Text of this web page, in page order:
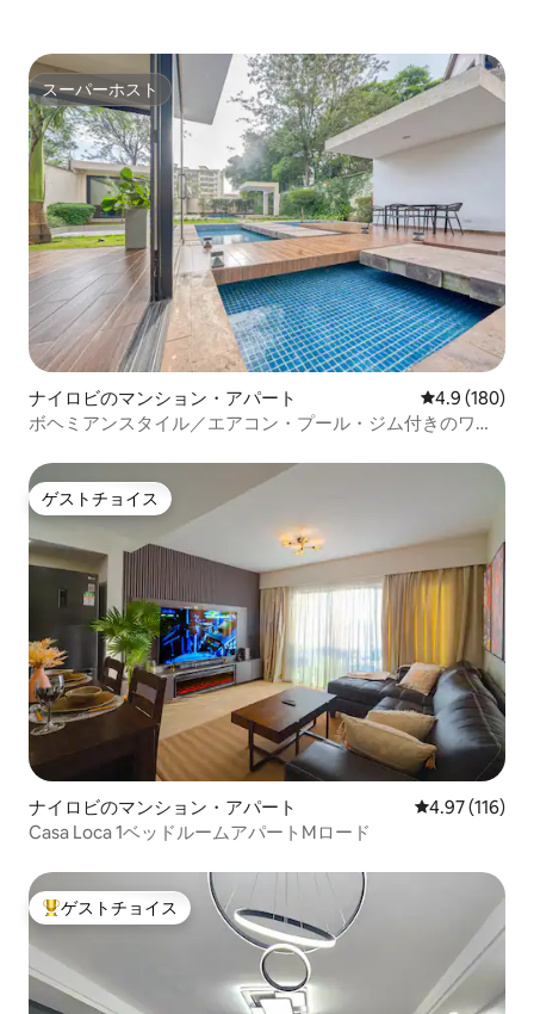
スーパーホスト
スーパーホスト
ナイロビのマンション・アパート レビュー180
4.9 (180)
ボヘミアンスタイル／エアコン・プール・ジム付きのワン
ゲストチョイス
ゲストチョイス
ナイロビのマンション・アパート レビュー116
4.97 (116)
Casa Loca 1ベッドルームアパートMロード
大好評のゲストチョイスです。
ゲストチョイス